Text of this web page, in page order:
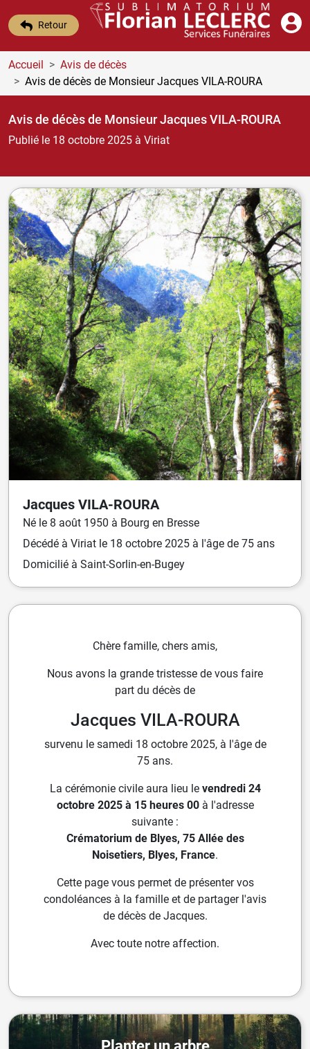
Retour
Accueil
Avis de décès
Avis de décès de Monsieur Jacques VILA-ROURA
Avis de décès de Monsieur Jacques VILA-ROURA
Publié le 18 octobre 2025 à Viriat
Jacques VILA-ROURA
Né le 8 août 1950 à Bourg en Bresse
Décédé à Viriat le 18 octobre 2025 à l'âge de 75 ans
Domicilié à Saint-Sorlin-en-Bugey
Chère famille, chers amis,
Nous avons la grande tristesse de vous faire
part du décès de
Jacques VILA-ROURA
survenu le samedi 18 octobre 2025, à l'âge de
75 ans.
La cérémonie civile aura lieu le vendredi 24
octobre 2025 à 15 heures 00à l'adresse
suivante :
Crématorium de Blyes, 75 Allée des
Noisetiers, Blyes, France.
Cette page vous permet de présenter vos
condoléances à la famille et de partager l'avis
de décès de Jacques.
Avec toute notre affection.